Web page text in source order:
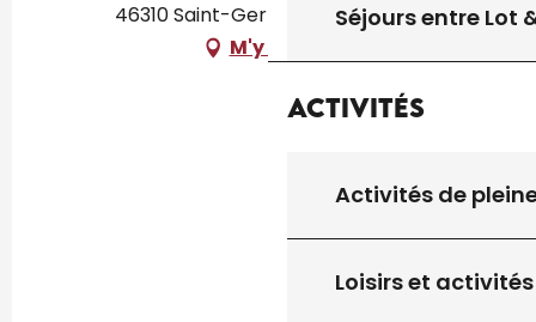
Séjours entre Lot
Activités
Activités de
Loisirs et activités
46310 Saint-Germain-du-Bel-Air
M'y rendre